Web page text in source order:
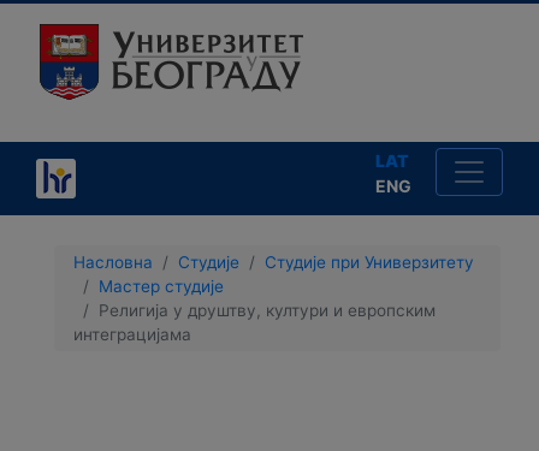
LAT
ENG
Насловна Студије
Студије при Универзитету
Мастер студије
Религија у друштву, култури и европским
интеграцијама